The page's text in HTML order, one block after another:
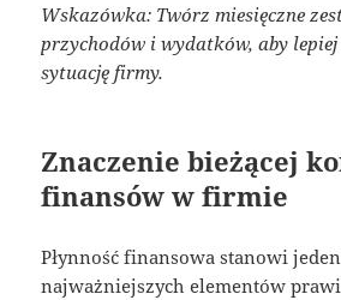
Wskazówka: Twórz miesięczne
przychodów i wydatków, aby
sytuację firmy.
Znaczenie bieżącej
finansów w firmie
Płynność finansowa stanowi
najważniejszych elementów